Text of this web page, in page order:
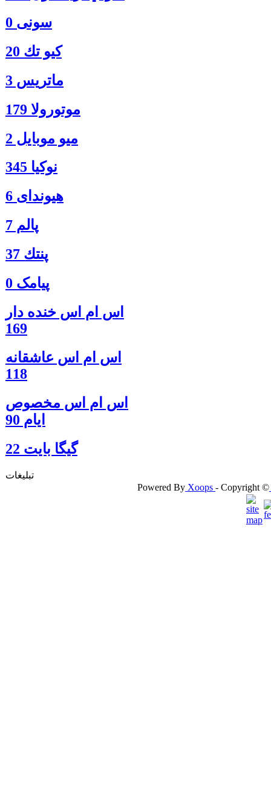
سونی 0
كيو تك 20
ماتريس 3
موتورولا 179
ميو موبايل 2
نوكيا 345
هیوندای 6
پالم 7
پنتك 37
پیامک 0
اس ام اس خنده دار
169
اس ام اس عاشقانه
118
اس ام اس مخصوص
ایام 90
گيگا بايت 22
تبلیغات
Powered By Xoops - Copyright ©